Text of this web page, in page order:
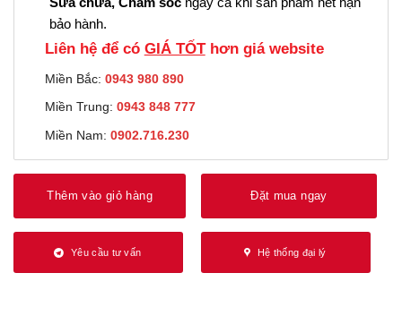
bảo hành.
Liên hệ để có GIÁ TỐThơn giá website
Miền Bắc: 0943 980 890
Miền Trung: 0943 848 777
Miền Nam: 0902.716.230
Thêm vào giỏ hàng Đặt mua ngay
Yêu cầu tư vấn Hệ thống đại lý